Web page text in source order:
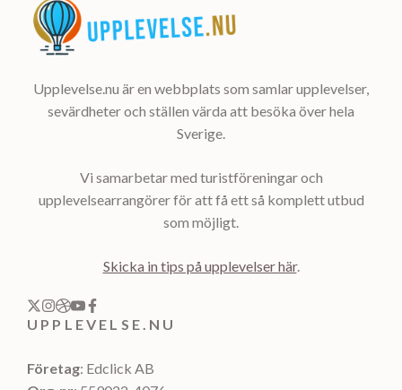
Upplevelse.nu är en webbplats som samlar upplevelser,
sevärdheter och ställen värda att besöka över hela
Sverige.
Vi samarbetar med turistföreningar och
upplevelsearrangörer för att få ett så komplett utbud
som möjligt.
Skicka in tips på upplevelser här.
UPPLEVELSE.NU
Företag: Edclick AB